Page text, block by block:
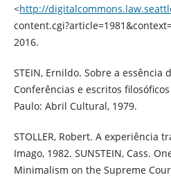
<http://
2016.
STEIN, Ernildo. Sobre a essência
Conferências e escritos
Paulo: Abril Cultural, 1979.
STOLLER, Robert. A experiência
Imago, 1982. SUNSTEIN, Cass.
Minimalism on the Supreme